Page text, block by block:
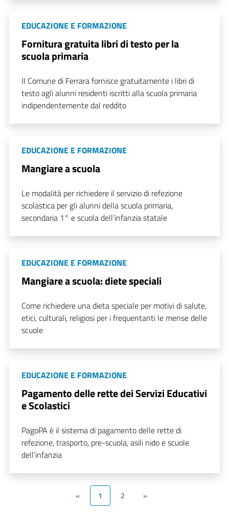
EDUCAZIONE E FORMAZIONE
Fornitura gratuita libri di testo per la
scuola primaria
Il Comune di Ferrara fornisce gratuitamente i libri di
testo agli alunni residenti iscritti alla scuola primaria
indipendentemente dal reddito
EDUCAZIONE E FORMAZIONE
Mangiare a scuola
Le modalità per richiedere il servizio di refezione
scolastica per gli alunni della scuola primaria,
secondaria 1° e scuola dell’infanzia statale
EDUCAZIONE E FORMAZIONE
Mangiare a scuola: diete speciali
Come richiedere una dieta speciale per motivi di salute,
etici, culturali, religiosi per i frequentanti le mense delle
scuole
EDUCAZIONE E FORMAZIONE
Pagamento delle rette dei Servizi Educativi
e Scolastici
PagoPA è il sistema di pagamento delle rette di
refezione, trasporto, pre-scuola, asili nido e scuole
dell’infanzia
« 1 2 »